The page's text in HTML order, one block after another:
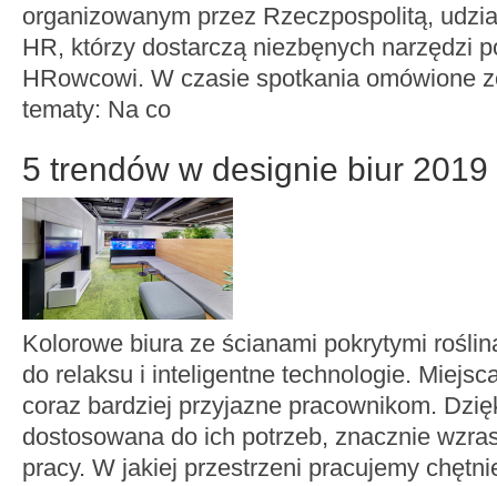
organizowanym przez Rzeczpospolitą,
HR, którzy dostarczą niezbęnych narzędzi
HRowcowi. W czasie spotkania omówione
tematy: Na co
5 trendów w designie biur 2019
Kolorowe biura ze ścianami pokrytymi
do relaksu i inteligentne technologie.
coraz bardziej przyjazne pracownikom.
dostosowana do ich potrzeb, znacznie
pracy. W jakiej przestrzeni pracujemy